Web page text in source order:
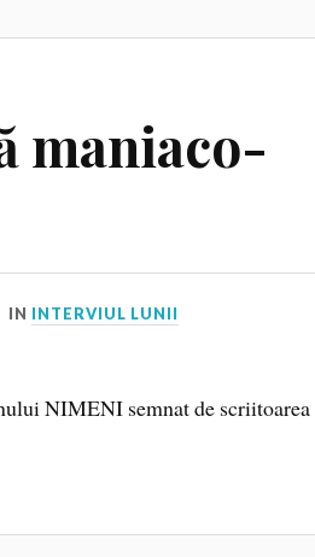
maniaco-
IN INTERVIUL LUNII
NIMENI semnat de scriitoarea